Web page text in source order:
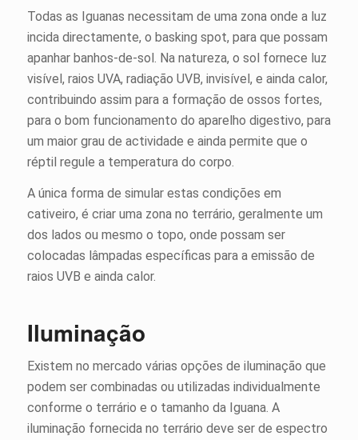
Todas as Iguanas necessitam de uma zona onde a luz
incida directamente, o basking spot, para que possam
apanhar banhos-de-sol. Na natureza, o sol fornece luz
visível, raios UVA, radiação UVB, invisível, e ainda calor,
contribuindo assim para a formação de ossos fortes,
para o bom funcionamento do aparelho digestivo, para
um maior grau de actividade e ainda permite que o
réptil regule a temperatura do corpo.
A única forma de simular estas condições em
cativeiro, é criar uma zona no terrário, geralmente um
dos lados ou mesmo o topo, onde possam ser
colocadas lâmpadas específicas para a emissão de
raios UVB e ainda calor.
Iluminação
Existem no mercado várias opções de iluminação que
podem ser combinadas ou utilizadas individualmente
conforme o terrário e o tamanho da Iguana. A
iluminação fornecida no terrário deve ser de espectro